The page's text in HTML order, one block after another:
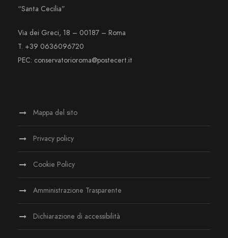
“Santa Cecilia”
Via dei Greci, 18 – 00187 – Roma
T. +39 0636096720
PEC: conservatorioroma@postecert.it
Mappa del sito
Privacy policy
Cookie Policy
Amministrazione Trasparente
Dichiarazione di accessibilità